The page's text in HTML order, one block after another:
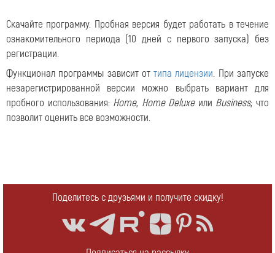
Скачайте программу. Пробная версия будет работать в течение
ознакомительного периода (10 дней с первого запуска) без
регистрации.
Функционал программы зависит оттипа лицензии. При запуске
незарегистрированной версии можно выбрать вариант для
пробного использования: Home, Home Deluxeили Business; что
позволит оценить все возможности.
Поделитесь с друзьями и получите скидку!